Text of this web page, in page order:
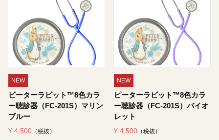
NEW
ピーターラビット™8色カラ
ー聴診器（FC-201S）マリン
ブルー
¥ 4,500 （税抜）
NEW
ピーターラビット™8色カラ
ー聴診器（FC-201S）バイオ
レット
¥ 4,500 （税抜）